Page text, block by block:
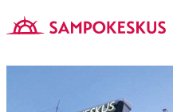
sisältöön